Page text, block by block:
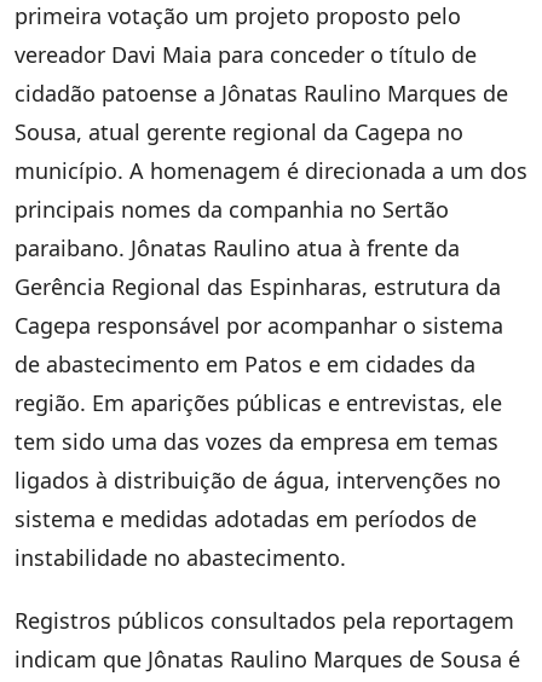
primeira votação um projeto proposto pelo
vereador Davi Maia para conceder o título de
cidadão patoense a Jônatas Raulino Marques de
Sousa, atual gerente regional da Cagepa no
município. A homenagem é direcionada a um dos
principais nomes da companhia no Sertão
paraibano. Jônatas Raulino atua à frente da
Gerência Regional das Espinharas, estrutura da
Cagepa responsável por acompanhar o sistema
de abastecimento em Patos e em cidades da
região. Em aparições públicas e entrevistas, ele
tem sido uma das vozes da empresa em temas
ligados à distribuição de água, intervenções no
sistema e medidas adotadas em períodos de
instabilidade no abastecimento.
Registros públicos consultados pela reportagem
indicam que Jônatas Raulino Marques de Sousa é